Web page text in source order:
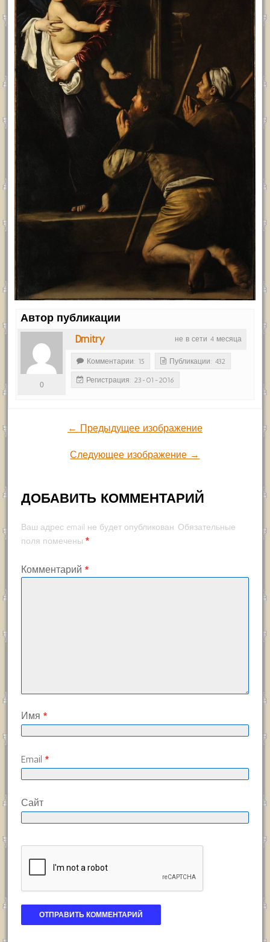
Автор публикации
не в сети 4 месяца
Dmitry
0
Комментарии: 15 Публикации: 432
Регистрация: 23-01-2016
← Предыдущее изображение
Следующее изображение →
ДОБАВИТЬ КОММЕНТАРИЙ
Ваш адрес email не будет опубликован. Обязательные
поля помечены *
Комментарий *
Имя *
Email *
Сайт